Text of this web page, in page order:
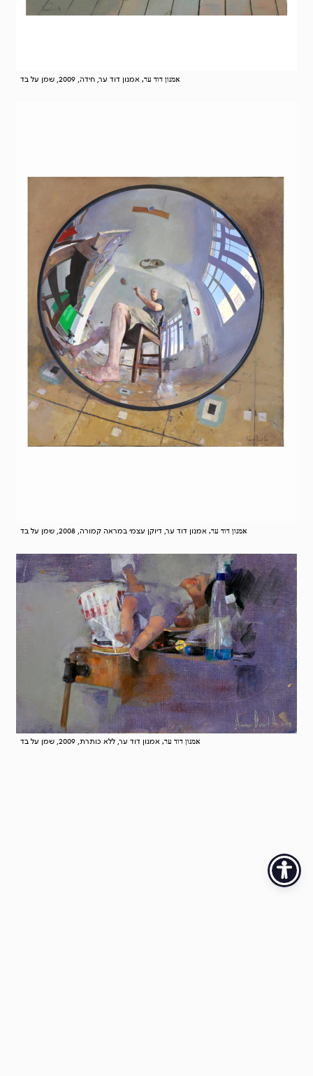
אמנון דוד ער, אמנון דוד ער, חידה, 2009, שמן על בד
אמנון דוד ער, אמנון דוד ער, דיוקן עצמי במראה קמורה, 2008, שמן על בד
אמנון דוד ער, אמנון דוד ער, ללא כותרת, 2009, שמן על בד